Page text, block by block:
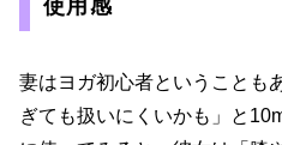
使用感
妻はヨガ初心者ということも
ぎても扱いにくいかも」と